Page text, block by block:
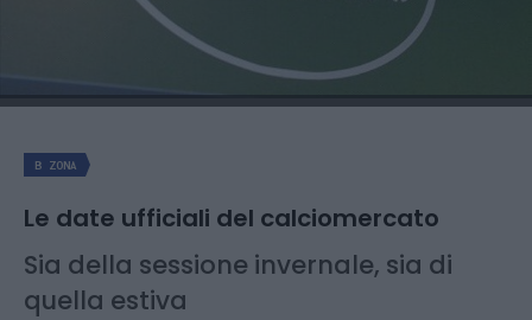
B ZONA
Le date ufficiali del calciomercato
Sia della sessione invernale, sia di
quella estiva